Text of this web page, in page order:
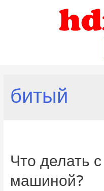
битый
Что делать
машиной?